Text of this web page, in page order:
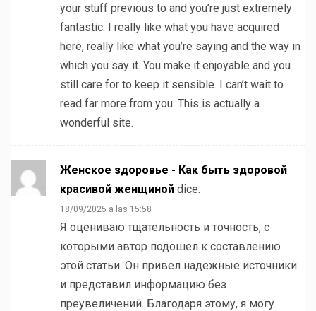
your stuff previous to and you’re just extremely
fantastic. I really like what you have acquired
here, really like what you’re saying and the way in
which you say it. You make it enjoyable and you
still care for to keep it sensible. I can’t wait to
read far more from you. This is actually a
wonderful site.
Женское здоровье - Как быть здоровой
красивой женщиной dice:
18/09/2025 a las 15:58
Я оцениваю тщательность и точность, с
которыми автор подошел к составлению
этой статьи. Он привел надежные источники
и представил информацию без
преувеличений. Благодаря этому, я могу